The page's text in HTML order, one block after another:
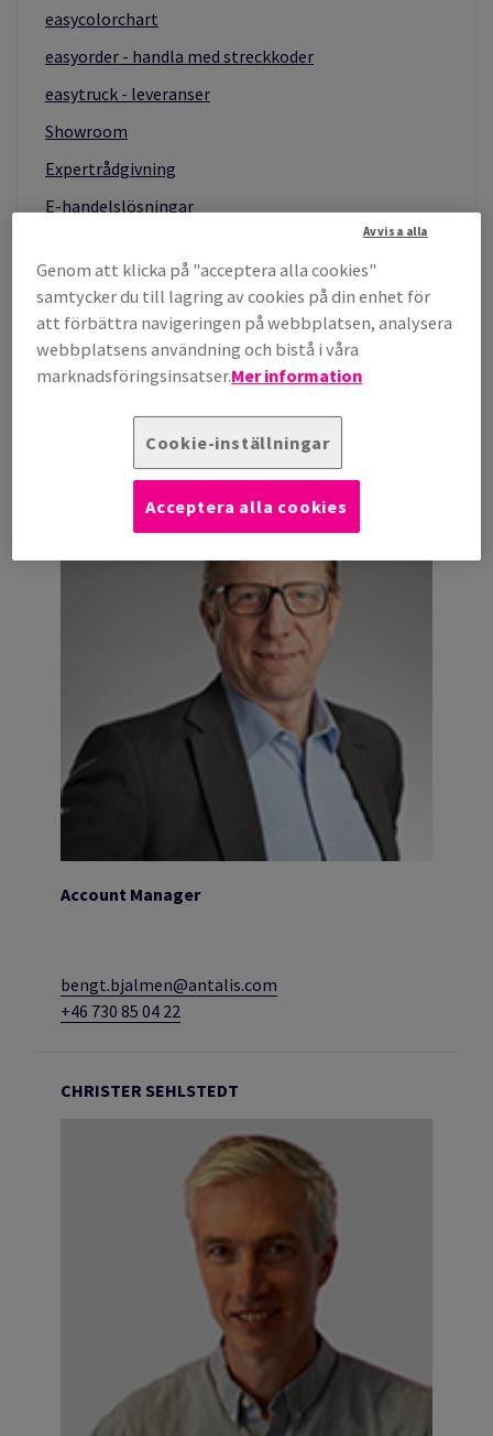
easycolorchart
easyorder - handla med streckkoder
easytruck - leveranser
Showroom
Expertrådgivning
E-handelslösningar
"Jag gillar att hjälpa mina kunder att
uppnå fantastiska resultat"
Account Manager
bengt.bjalmen@antalis.com
+46 730 85 04 22
CHRISTER SEHLSTEDT
Genom att klicka på "acceptera alla cookies"
samtycker du till lagring av cookies på din enhet för
att förbättra navigeringen på webbplatsen, analysera
webbplatsens användning och bistå i våra
marknadsföringsinsatser.Mer information
Cookie-inställningar
Avvisa alla
Acceptera alla cookies